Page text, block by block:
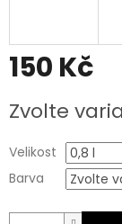
150 Kč
cena:
Zvolte
Velikost
Barva